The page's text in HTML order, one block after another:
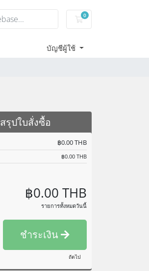
0
Shopping Cart
บัญชีผู้ใช้
สรุปใบสั่งซื้อ
฿0.00 THB
฿0.00 THB
฿0.00 THB
รายการทั้งหมดวันนี้
ชำระเงิน
ถัดไป